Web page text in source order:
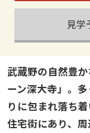
見学
武蔵野の自然豊
ーン深大寺」。
りに包まれ落ち
住宅街にあり、